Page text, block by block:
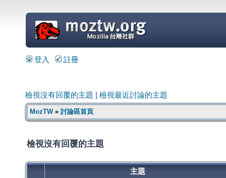
=
登入 註冊
檢視沒有回覆的主題 檢視最近討論的主題
MozTW» 討論區首頁
檢視沒有回覆的主題
主題